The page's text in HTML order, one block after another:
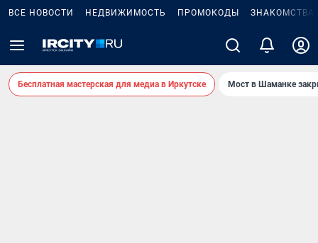
ВСЕ НОВОСТИ НЕДВИЖИМОСТЬ ПРОМОКОДЫ ЗНАКОМСТВА
Бесплатная мастерская для медиа в Иркутске Мост в Шаманке